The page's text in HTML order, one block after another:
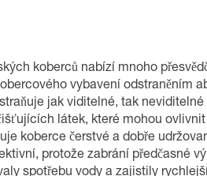
koberců nabízí mnoho
vybavení odstraněním
jak viditelné, tak
látek, které mohou
koberce čerstvé a dobře
protože zabrání předčasné
spotřebu vody a zajistily